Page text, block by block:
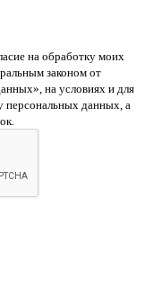
на обработку моих
законом от
на условиях и для
персональных данных, а